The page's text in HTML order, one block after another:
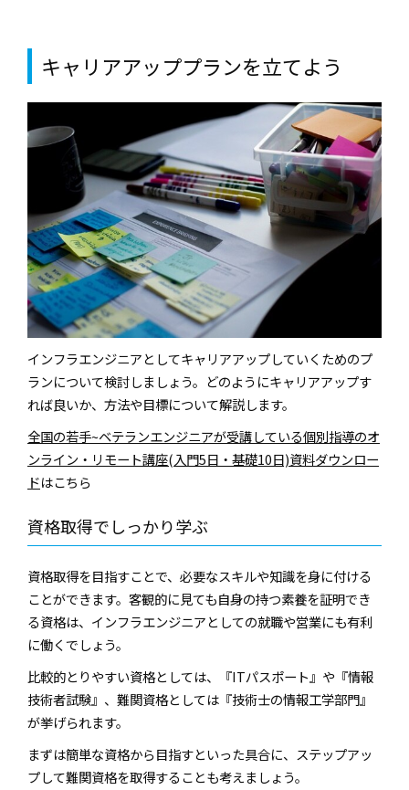
キャリアアッププランを立てよう
インフラエンジニアとしてキャリアアップしていくためのプ
ランについて検討しましょう。どのようにキャリアアップす
れば良いか、方法や目標について解説します。
全国の若手~ベテランエンジニアが受講している個別指導のオ
ンライン・リモート講座(入門5日・基礎10日)資料ダウンロー
ドはこちら
資格取得でしっかり学ぶ
資格取得を目指すことで、必要なスキルや知識を身に付ける
ことができます。客観的に見ても自身の持つ素養を証明でき
る資格は、インフラエンジニアとしての就職や営業にも有利
に働くでしょう。
比較的とりやすい資格としては、『ITパスポート』や『情報
技術者試験』、難関資格としては『技術士の情報工学部門』
が挙げられます。
まずは簡単な資格から目指すといった具合に、ステップアッ
プして難関資格を取得することも考えましょう。